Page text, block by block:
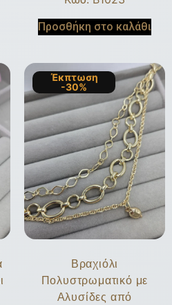
Προσθήκη στο καλάθι
Έκπτωση
-30%
Βραχιόλι
Πολυστρωματικό με
Αλυσίδες από